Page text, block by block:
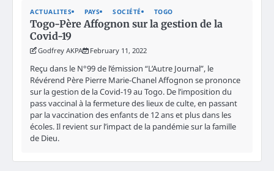
ACTUALITES PAYS SOCIÉTÉ TOGO
Togo-Père Affognon sur la gestion de la
Covid-19
Godfrey AKPA February 11, 2022
Reçu dans le N°99 de l’émission “L’Autre Journal”, le
Révérend Père Pierre Marie-Chanel Affognon se prononce
sur la gestion de la Covid-19 au Togo. De l’imposition du
pass vaccinal à la fermeture des lieux de culte, en passant
par la vaccination des enfants de 12 ans et plus dans les
écoles. Il revient sur l’impact de la pandémie sur la famille
de Dieu.